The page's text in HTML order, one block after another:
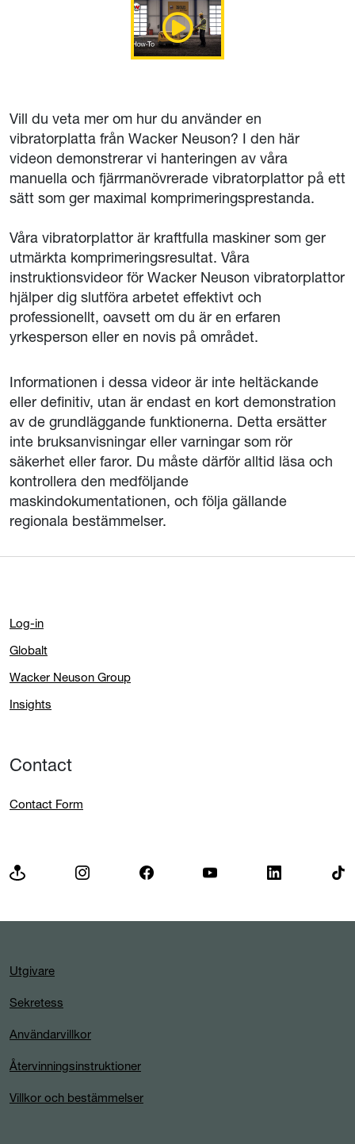
Vill du veta mer om hur du använder en
vibratorplatta från Wacker Neuson? I den här
videon demonstrerar vi hanteringen av våra
manuella och fjärrmanövrerade vibratorplattor på ett
sätt som ger maximal komprimeringsprestanda.
Våra vibratorplattor är kraftfulla maskiner som ger
utmärkta komprimeringsresultat. Våra
instruktionsvideor för Wacker Neuson vibratorplattor
hjälper dig slutföra arbetet effektivt och
professionellt, oavsett om du är en erfaren
yrkesperson eller en novis på området.
Informationen i dessa videor är inte heltäckande
eller definitiv, utan är endast en kort demonstration
av de grundläggande funktionerna. Detta ersätter
inte bruksanvisningar eller varningar som rör
säkerhet eller faror. Du måste därför alltid läsa och
kontrollera den medföljande
maskindokumentationen, och följa gällande
regionala bestämmelser.
Log-in
Globalt
Wacker Neuson Group
Insights
Contact
Contact Form
Utgivare
Sekretess
Användarvillkor
Återvinningsinstruktioner
Villkor och bestämmelser